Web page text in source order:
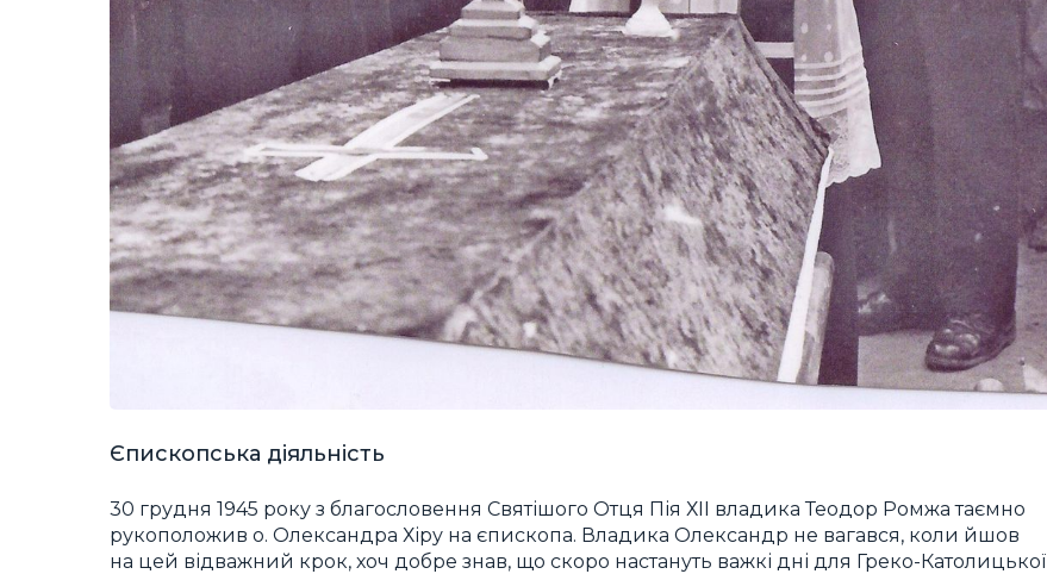
Єпископська діяльність
30 грудня 1945 року з благословення Святішого Отця Пія ХІІ владика Теодор Ромжа таємно
рукоположив о. Олександра Хіру на єпископа. Владика Олександр не вагався, коли йшов
на цей відважний крок, хоч добре знав, що скоро настануть важкі дні для Греко-Католицької